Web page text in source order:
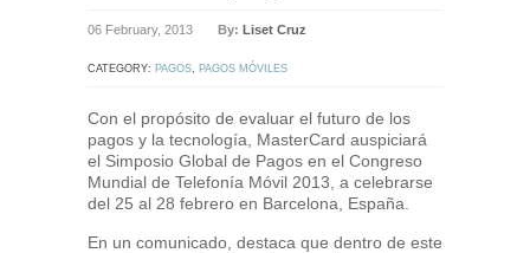
06 February, 2013 By: Liset Cruz
CATEGORY: PAGOS, PAGOS MÓVILES
Con el propósito de evaluar el futuro de los
pagos y la tecnología, MasterCard auspiciará
el Simposio Global de Pagos en el Congreso
Mundial de Telefonía Móvil 2013, a celebrarse
del 25 al 28 febrero en Barcelona, España.
En un comunicado, destaca que dentro de este